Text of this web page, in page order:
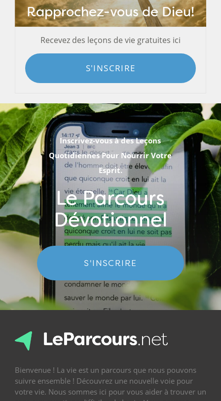
Rapprochez-vous de Dieu!
Recevez des leçons de vie gratuites ici
S'INSCRIRE
Inscrivez-vous à des Leçons
Quotidiennes Pour Nourrir Votre
Esprit.
Le Parcours
Dévotionnel
S'INSCRIRE
Bienvenue ! La vie est un parcours que nous pouvons
suivre ensemble ! Découvrez une nouvelle voie pour
votre vie. Nous sommes ici pour vous aider à trouver un